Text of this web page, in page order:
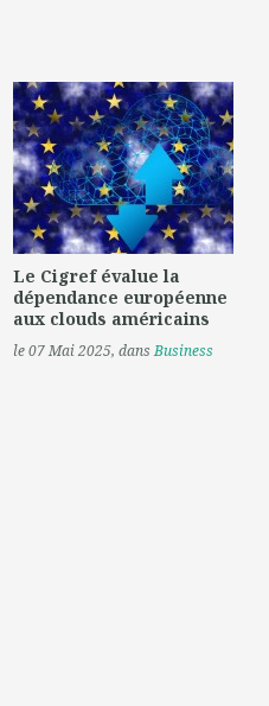
Le Cigref évalue la
dépendance européenne
aux clouds américains
le 07 Mai 2025, dansBusiness